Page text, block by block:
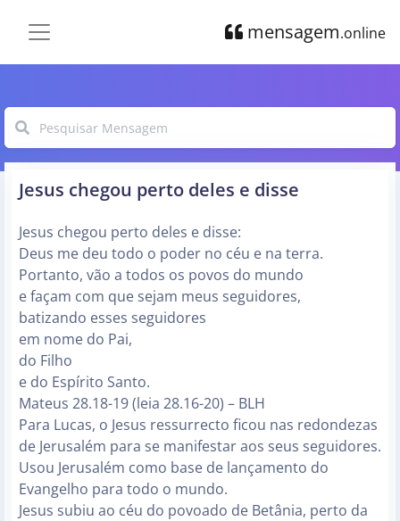
mensagem.online
Jesus chegou perto deles e disse
Jesus chegou perto deles e disse:
Deus me deu todo o poder no céu e na terra.
Portanto, vão a todos os povos do mundo
e façam com que sejam meus seguidores,
batizando esses seguidores
em nome do Pai,
do Filho
e do Espírito Santo.
Mateus 28.18-19 (leia 28.16-20) – BLH
Para Lucas, o Jesus ressurrecto ficou nas redondezas
de Jerusalém para se manifestar aos seus seguidores.
Usou Jerusalém como base de lançamento do
Evangelho para todo o mundo.
Jesus subiu ao céu do povoado de Betânia, perto da